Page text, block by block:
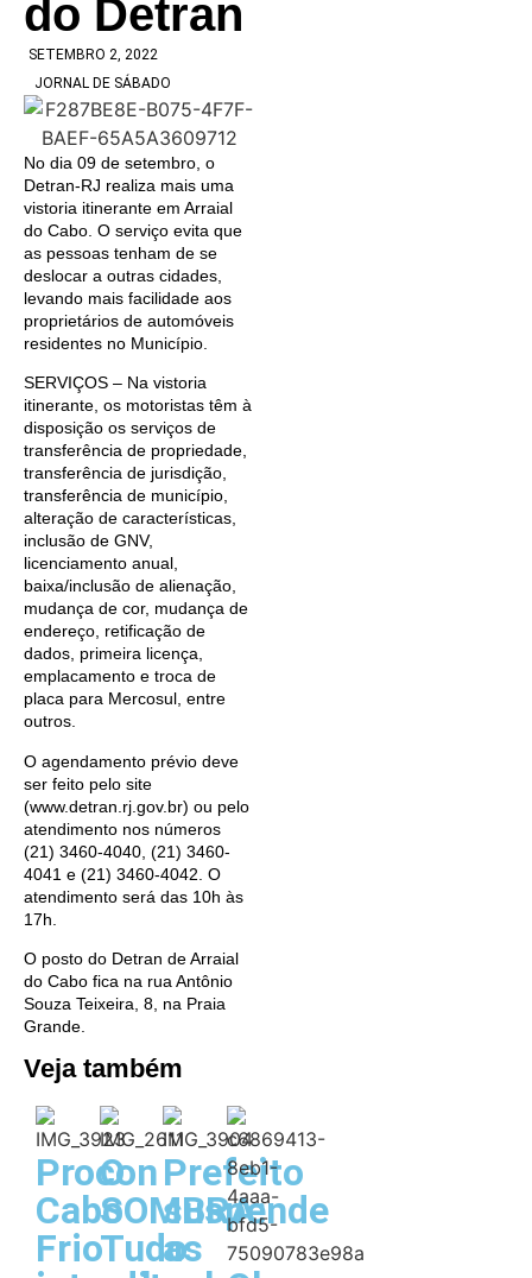
do Detran
SETEMBRO 2, 2022
JORNAL DE SÁBADO
No dia 09 de setembro, o
Detran-RJ realiza mais uma
vistoria itinerante em Arraial
do Cabo. O serviço evita que
as pessoas tenham de se
deslocar a outras cidades,
levando mais facilidade aos
proprietários de automóveis
residentes no Município.
SERVIÇOS – Na vistoria
itinerante, os motoristas têm à
disposição os serviços de
transferência de propriedade,
transferência de jurisdição,
transferência de município,
alteração de características,
inclusão de GNV,
licenciamento anual,
baixa/inclusão de alienação,
mudança de cor, mudança de
endereço, retificação de
dados, primeira licença,
emplacamento e troca de
placa para Mercosul, entre
outros.
O agendamento prévio deve
ser feito pelo site
(www.detran.rj.gov.br) ou pelo
atendimento nos números
(21) 3460-4040, (21) 3460-
4041 e (21) 3460-4042. O
atendimento será das 10h às
17h.
O posto do Detran de Arraial
do Cabo fica na rua Antônio
Souza Teixeira, 8, na Praia
Grande.
Veja também
Procon
Cabo
Frio
O
SOMBRA:
Tudo
Prefeito
suspende
as